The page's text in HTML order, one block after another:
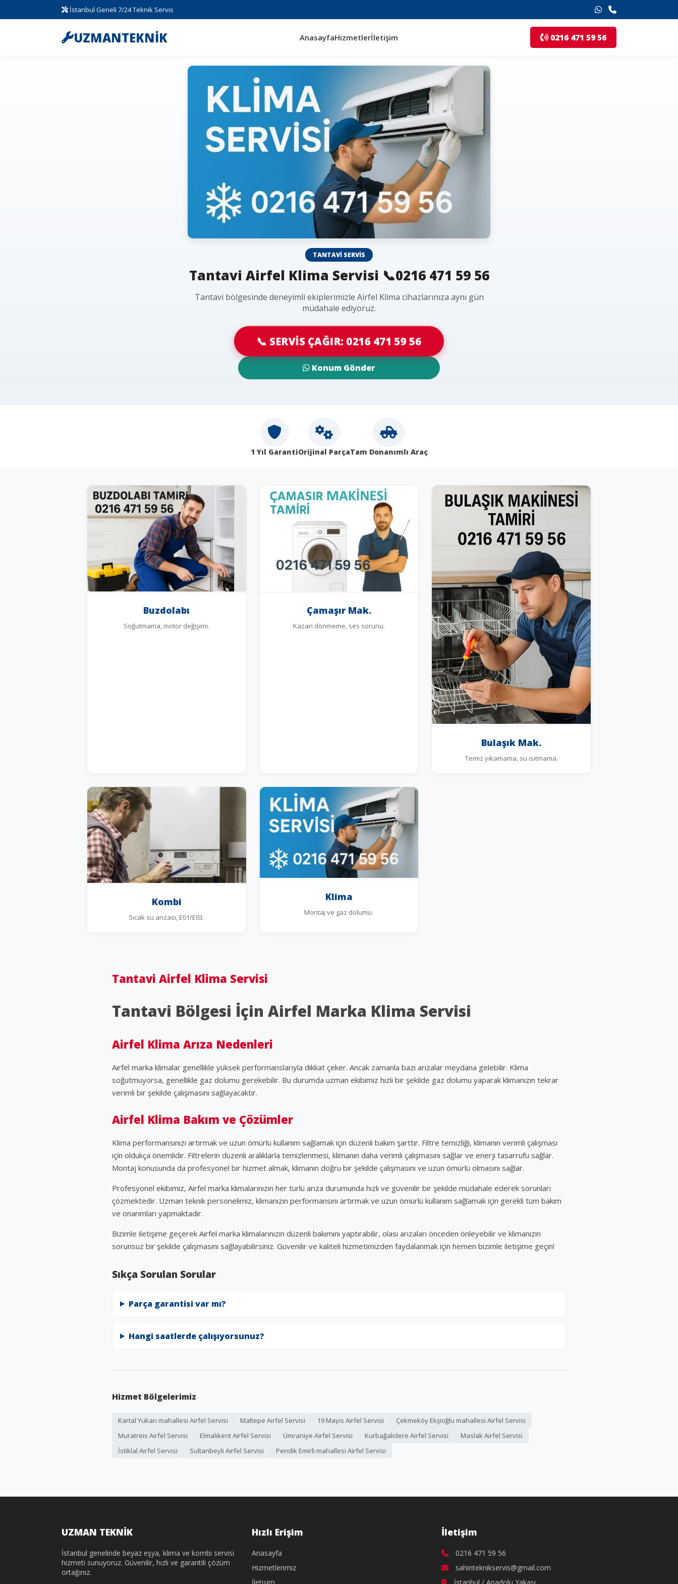
İstanbul Geneli 7/24 Teknik Servis
UZMANTEKNİK AnasayfaHizmetlerİletişim 0216 471 59 56
TANTAVI SERVIS
Tantavi Airfel Klima Servisi 📞0216 471 59 56
Tantavi bölgesinde deneyimli ekiplerimizle Airfel Klima cihazlarınıza aynı gün
müdahale ediyoruz.
📞 SERVİS ÇAĞIR: 0216 471 59 56
Konum Gönder
1 Yıl GarantiOrijinal ParçaTam Donanımlı Araç
Buzdolabı
Soğutmama, motor değişimi.
Çamaşır Mak.
Kazan dönmeme, ses sorunu.
Bulaşık Mak.
Temiz yıkamama, su ısıtmama.
Kombi
Sıcak su arızası, E01/E03.
Klima
Montaj ve gaz dolumu.
Tantavi Airfel Klima Servisi
Tantavi Bölgesi İçin Airfel Marka Klima Servisi
Airfel Klima Arıza Nedenleri
Airfel marka klimalar genellikle yüksek performanslarıyla dikkat çeker. Ancak zamanla bazı arızalar meydana gelebilir. Klima
soğutmuyorsa, genellikle gaz dolumu gerekebilir. Bu durumda uzman ekibimiz hızlı bir şekilde gaz dolumu yaparak klimanızın tekrar
verimli bir şekilde çalışmasını sağlayacaktır.
Airfel Klima Bakım ve Çözümler
Klima performansınızı artırmak ve uzun ömürlü kullanım sağlamak için düzenli bakım şarttır. Filtre temizliği, klimanın verimli çalışması
için oldukça önemlidir. Filtrelerin düzenli aralıklarla temizlenmesi, klimanın daha verimli çalışmasını sağlar ve enerji tasarrufu sağlar.
Montaj konusunda da profesyonel bir hizmet almak, klimanın doğru bir şekilde çalışmasını ve uzun ömürlü olmasını sağlar.
Profesyonel ekibimiz, Airfel marka klimalarınızın her türlü arıza durumunda hızlı ve güvenilir bir şekilde müdahale ederek sorunları
çözmektedir. Uzman teknik personelimiz, klimanızın performansını artırmak ve uzun ömürlü kullanım sağlamak için gerekli tüm bakım
ve onarımları yapmaktadır.
Bizimle iletişime geçerek Airfel marka klimalarınızın düzenli bakımını yaptırabilir, olası arızaları önceden önleyebilir ve klimanızın
sorunsuz bir şekilde çalışmasını sağlayabilirsiniz. Güvenilir ve kaliteli hizmetimizden faydalanmak için hemen bizimle iletişime geçin!
Sıkça Sorulan Sorular
Parça garantisi var mı?
Hangi saatlerde çalışıyorsunuz?
Hizmet Bölgelerimiz
Kartal Yukarı mahallesi Airfel Servisi Maltepe Airfel Servisi 19 Mayıs Airfel Servisi
Çekmeköy Ekşioğlu mahallesi Airfel Servisi
Muratreis Airfel Servisi
Elmalıkent Airfel Servisi Ümraniye Airfel Servisi Kurbağalıdere Airfel Servisi
Maslak Airfel Servisi
İstiklal Airfel Servisi
Sultanbeyli Airfel Servisi Pendik Emirli mahallesi Airfel Servisi
UZMAN TEKNİK
İstanbul genelinde beyaz eşya, klima ve kombi servisi
hizmeti sunuyoruz. Güvenilir, hızlı ve garantili çözüm
ortağınız.
Hızlı Erişim
Anasayfa
Hizmetlerimiz
İletişim
0216 471 59 56
sahinteknikservis@gmail.com